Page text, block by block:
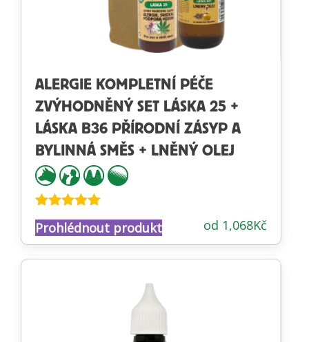
ALERGIE KOMPLETNÍ PÉČE
ZVÝHODNĚNÝ SET LÁSKA 25 +
LÁSKA B36 PŘÍRODNÍ ZÁSYP A
BYLINNÁ SMĚS + LNĚNÝ OLEJ
Hodnocení
5.00z 5 od 1,068Kč
Prohlédnout produkt